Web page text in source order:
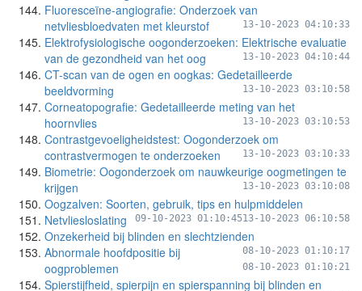
Fluoresceïne-angiografie: Onderzoek van
netvliesbloedvaten met kleurstof
13-10-2023 04:10:33
Elektrofysiologische oogonderzoeken: Elektrische evaluatie
van de gezondheid van het oog
13-10-2023 04:10:44
CT-scan van de ogen en oogkas: Gedetailleerde
beeldvorming
13-10-2023 03:10:58
Corneatopografie: Gedetailleerde meting van het
hoornvlies
13-10-2023 03:10:53
Contrastgevoeligheidstest: Oogonderzoek om
contrastvermogen te onderzoeken
13-10-2023 03:10:33
Biometrie: Oogonderzoek om nauwkeurige oogmetingen te
krijgen
13-10-2023 03:10:08
Oogzalven: Soorten, gebruik, tips en hulpmiddelen
13-10-2023 06:10:58
Netvliesloslating 09-10-2023 01:10:45
Onzekerheid bij blinden en slechtzienden
08-10-2023 01:10:17
Abnormale hoofdpositie bij
oogproblemen
08-10-2023 01:10:21
Spierstijfheid, spierpijn en spierspanning bij blinden en